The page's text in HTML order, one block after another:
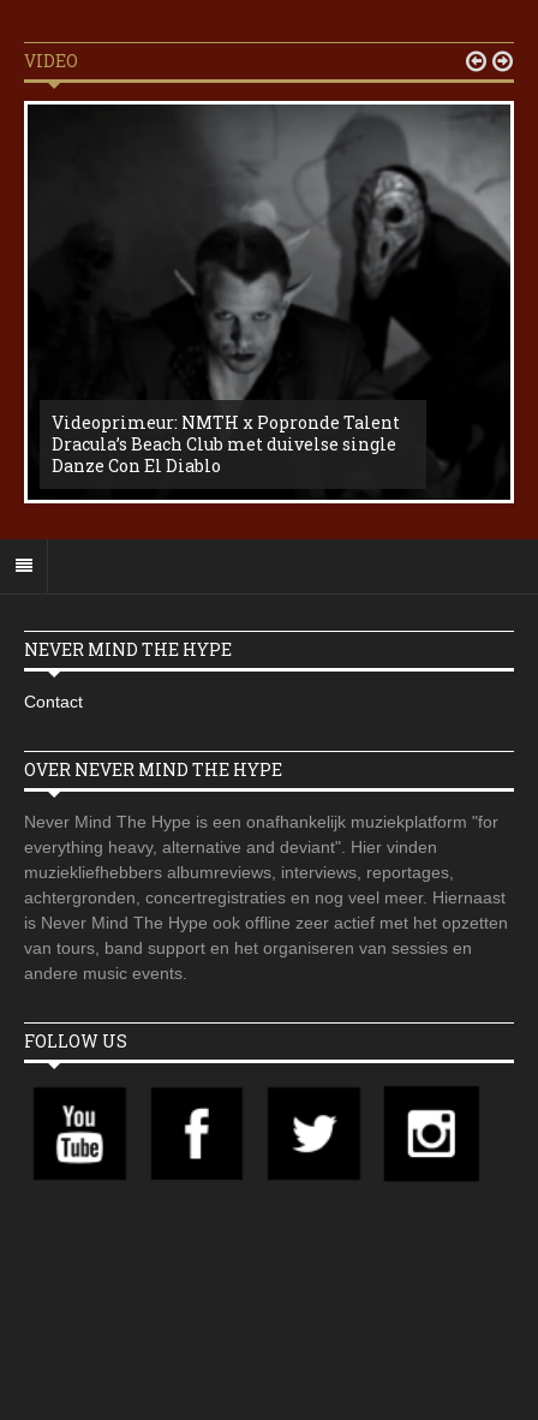
VIDEO
Videoprimeur: NMTH x Popronde Talent
Dracula’s Beach Club met duivelse single
Danze Con El Diablo
 
NEVER MIND THE HYPE
Contact
OVER NEVER MIND THE HYPE
Never Mind The Hype is een onafhankelijk muziekplatform "for
everything heavy, alternative and deviant". Hier vinden
muziekliefhebbers albumreviews, interviews, reportages,
achtergronden, concertregistraties en nog veel meer. Hiernaast
is Never Mind The Hype ook offline zeer actief met het opzetten
van tours, band support en het organiseren van sessies en
andere music events.
FOLLOW US